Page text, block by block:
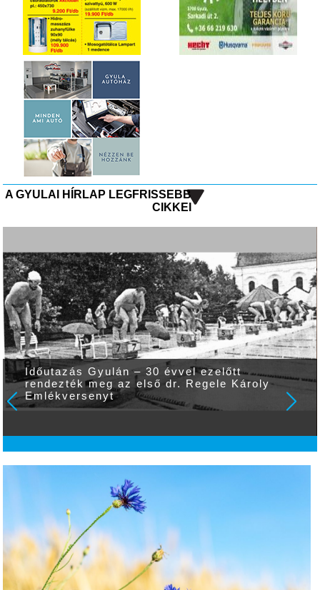
A GYULAI HÍRLAP LEGFRISSEBB
CIKKEI
Időutazás Gyulán – 30 évvel ezelőtt
rendezték meg az első dr. Regele Károly
Emlékversenyt